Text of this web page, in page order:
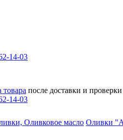
14-03
товара после доставки и проверки
14-03
Оливковое масло Оливки